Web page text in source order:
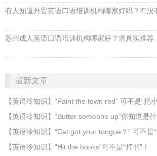
苏州成人英语口语培训机构哪家好？求真实推荐
最新文章
【英语冷知识】“Paint the town red” 可不是“把
【英语冷知识】“Butter someone up”你知道是
【英语冷知识】“Cat got your tongue？” 可不是
​【英语冷知识】“Hit the books”可不是“打书”！